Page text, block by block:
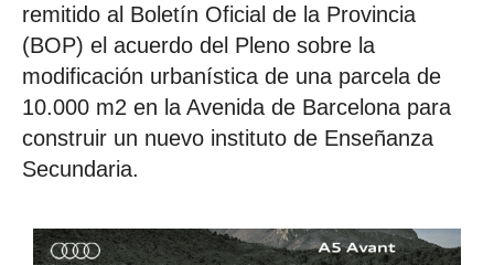
remitido al Boletín Oficial de la Provincia
(BOP) el acuerdo del Pleno sobre la
modificación urbanística de una parcela de
10.000 m2 en la Avenida de Barcelona para
construir un nuevo instituto de Enseñanza
Secundaria.